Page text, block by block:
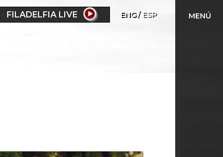
FILADELFIA LIVE ENG ESP MENÚ